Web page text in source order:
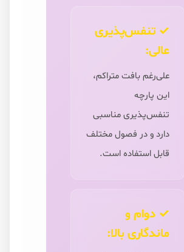
✓ تنفس‌پذیری
عالی:
علی‌رغم بافت متراکم،
این پارچه
تنفس‌پذیری مناسبی
دارد و در فصول مختلف
قابل استفاده است.
✓ دوام و
ماندگاری بالا: